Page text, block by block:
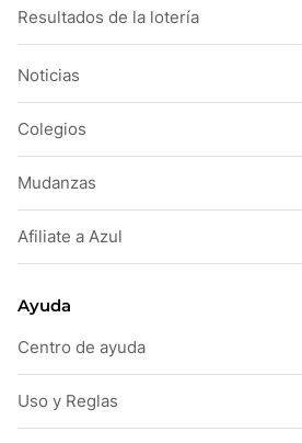
Resultados de la lotería
Noticias
Colegios
Mudanzas
Afiliate a Azul
Ayuda
Centro de ayuda
Uso y Reglas